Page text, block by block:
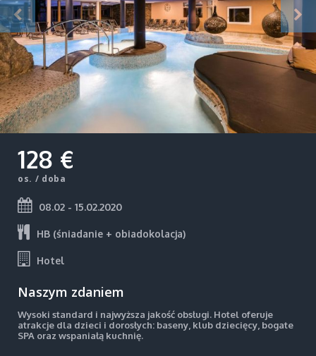
128 €
os. / doba
08.02 - 15.02.2020
HB (śniadanie + obiadokolacja)
Hotel
Naszym zdaniem
Wysoki standard i najwyższa jakość obsługi. Hotel oferuje
atrakcje dla dzieci i dorosłych: baseny, klub dziecięcy, bogate
SPA oraz wspaniałą kuchnię.